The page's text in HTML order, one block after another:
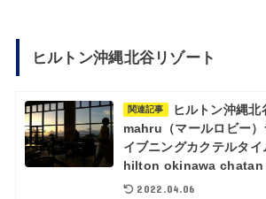
ヒルトン沖縄北谷リゾート
関連記事
ヒルトン沖縄北
mahru（マールロビー）
イブニングカクテルタ
hilton okinawa
2022.04.06